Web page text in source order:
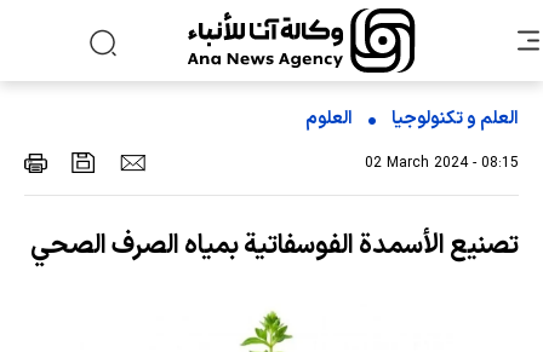
العلم و تکنولوجیا العلوم
02 March 2024 - 08:15
تصنيع الأسمدة الفوسفاتية بمياه الصرف الصحي